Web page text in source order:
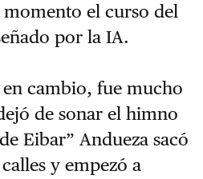
el curso del
por la IA.
cambio, fue mucho
de sonar el himno
Eibar” Andueza sacó
y empezó a